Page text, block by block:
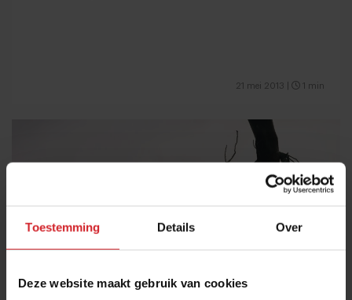
Toestemming Details Over
Deze website maakt gebruik van cookies
21 mei 2013 1 min